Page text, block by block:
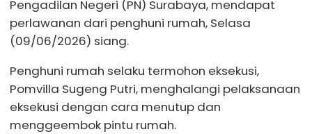
Pengadilan Negeri (PN) Surabaya, mendapat
perlawanan dari penghuni rumah, Selasa
(09/06/2026) siang.
Penghuni rumah selaku termohon eksekusi,
Pomvilla Sugeng Putri, menghalangi pelaksanaan
eksekusi dengan cara menutup dan
menggeembok pintu rumah.